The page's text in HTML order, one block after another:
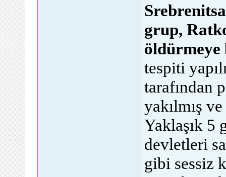
grup,
öldürmeye
tespiti
tarafından
yakılmış
Yaklaşık 5
devletleri
gibi sessiz